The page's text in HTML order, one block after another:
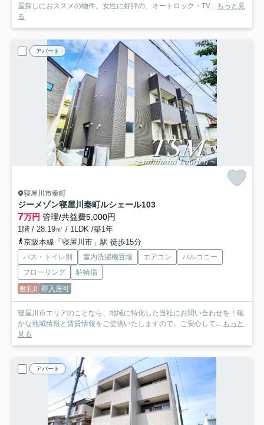
屋探しにおススメの物件。女性に好評の、オートロック・TV...
もっと見
る
アパート
寝屋川市秦町
ジーメゾン寝屋川秦町ルシェール103
7万円 管理/共益費5,000円
1階 / 28.19㎡ / 1LDK /築1年
京阪本線「寝屋川市」駅 徒歩15分
バス・トイレ別 室内洗濯機置場 エアコン
バルコニー
フローリング
駐輪場
敷礼0 即入居可
寝屋川市エリアのことなら、地域に特化した当社にお問い合わせを！確
かな地域情報と賃貸情報をご提供いたしますので、ご安心して...
もっと
見る
アパート